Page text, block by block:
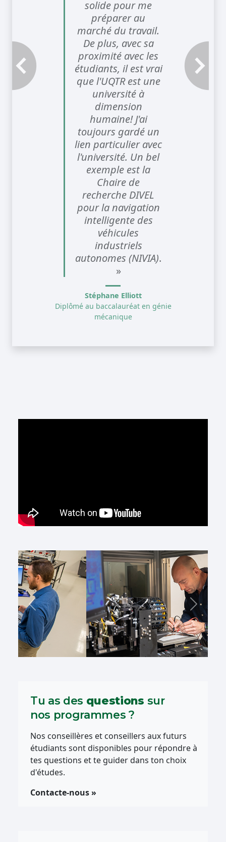
solide pour me
préparer au
marché du travail.
De plus, avec sa
proximité avec les
étudiants, il est vrai
que l'UQTR est une
université à
dimension
humaine! J'ai
toujours gardé un
lien particulier avec
l'université. Un bel
exemple est la
Chaire de
recherche DIVEL
pour la navigation
intelligente des
véhicules
industriels
autonomes (NIVIA).
»
Stéphane Elliott
Diplômé au baccalauréat en génie
mécanique
Témoignage précédent
Précédent Suivant
Tu as des questions sur
nos programmes ?
Nos conseillères et conseillers aux futurs
étudiants sont disponibles pour répondre à
tes questions et te guider dans ton choix
d'études.
Contacte-nous »